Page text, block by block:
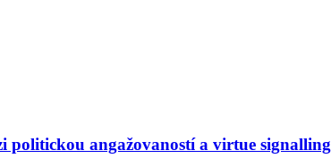
politickou angažovaností a virtue signalling